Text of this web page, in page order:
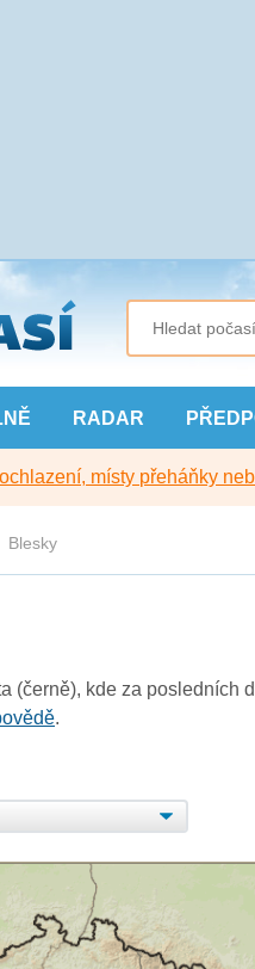
RADAR
místy přeháňky
Blesky
(černě), kde za posledních
.